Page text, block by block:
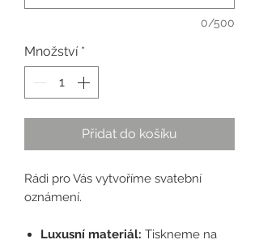
0/500
Množství *
Přidat do košíku
Rádi pro Vás vytvoříme svatební
oznámení.
Luxusní materiál: Tiskneme na